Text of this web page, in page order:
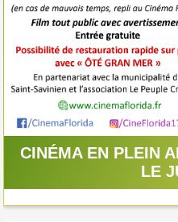
CINÉMA EN PLEIN
LE